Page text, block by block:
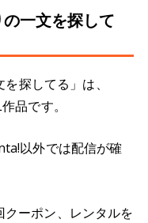
の一文を探して
探してる」は、
品です。
以外では配信が確
ーポン、レンタルを